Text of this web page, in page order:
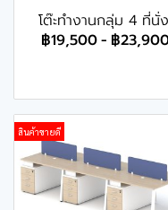
โต๊ะทำงานกลุ่ม 4 ที่นั่ง
฿19,500- ฿
สินค้าขายดี